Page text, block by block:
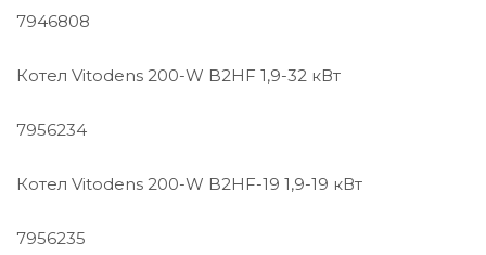
7946808
Котел Vitodens 200-W B2HF 1,9-32 кВт
7956234
Котел Vitodens 200-W B2HF-19 1,9-19 кВт
7956235